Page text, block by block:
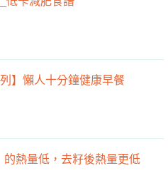
】懶人十分鐘健康早餐
熱量低，去籽後熱量更低